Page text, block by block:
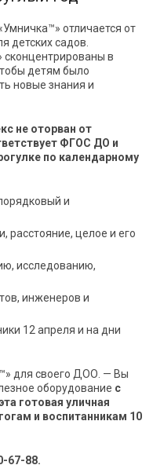
отличается от
детских садов.
сконцентрированы в
детям было
новые знания и
не оторван от
ФГОС ДО и
по календарному
и
расстояние, целое и его
исследованию,
инженеров и
12 апреля и на дни
для своего ДОО. — Вы
оборудование с
готовая уличная
и воспитанникам 10
67-88.